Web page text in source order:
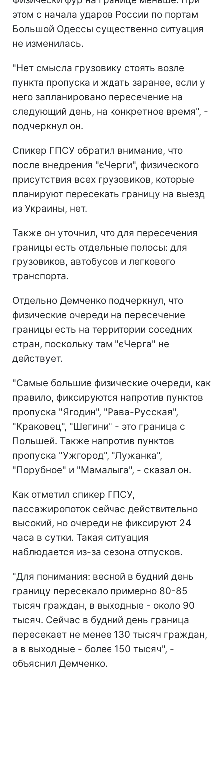
этом с начала ударов России по портам
Большой Одессы существенно ситуация
не изменилась.
"Нет смысла грузовику стоять возле
пункта пропуска и ждать заранее, если у
него запланировано пересечение на
следующий день, на конкретное время", -
подчеркнул он.
Спикер ГПСУ обратил внимание, что
после внедрения "єЧерги", физического
присутствия всех грузовиков, которые
планируют пересекать границу на выезд
из Украины, нет.
Также он уточнил, что для пересечения
границы есть отдельные полосы: для
грузовиков, автобусов и легкового
транспорта.
Отдельно Демченко подчеркнул, что
физические очереди на пересечение
границы есть на территории соседних
стран, поскольку там "єЧерга" не
действует.
"Самые большие физические очереди, как
правило, фиксируются напротив пунктов
пропуска "Ягодин", "Рава-Русская",
"Краковец", "Шегини" - это граница с
Польшей. Также напротив пунктов
пропуска "Ужгород", "Лужанка",
"Порубное" и "Мамалыга", - сказал он.
Как отметил спикер ГПСУ,
пассажиропоток сейчас действительно
высокий, но очереди не фиксируют 24
часа в сутки. Такая ситуация
наблюдается из-за сезона отпусков.
"Для понимания: весной в будний день
границу пересекало примерно 80-85
тысяч граждан, в выходные - около 90
тысяч. Сейчас в будний день граница
пересекает не менее 130 тысяч граждан,
а в выходные - более 150 тысяч", -
объяснил Демченко.